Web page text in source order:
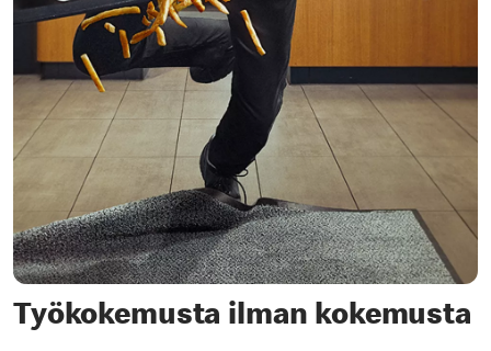
Työkokemusta ilman kokemusta